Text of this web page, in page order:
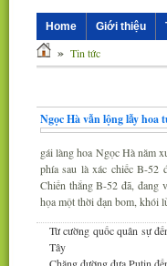
Home Giới thiệu
» Tin tức
Ngọc Hà vẫn lộng lẫy hoa
gái làng hoa Ngọc Hà năm
phía sau là xác chiếc B-52
Chiến thắng B-52 đã, đang
họa một thời đạn bom, khói
Từ cường quốc quân sự
Tây